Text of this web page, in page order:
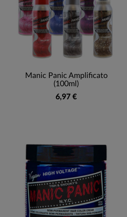
Manic Panic Amplificato
(100ml)
6,97 €